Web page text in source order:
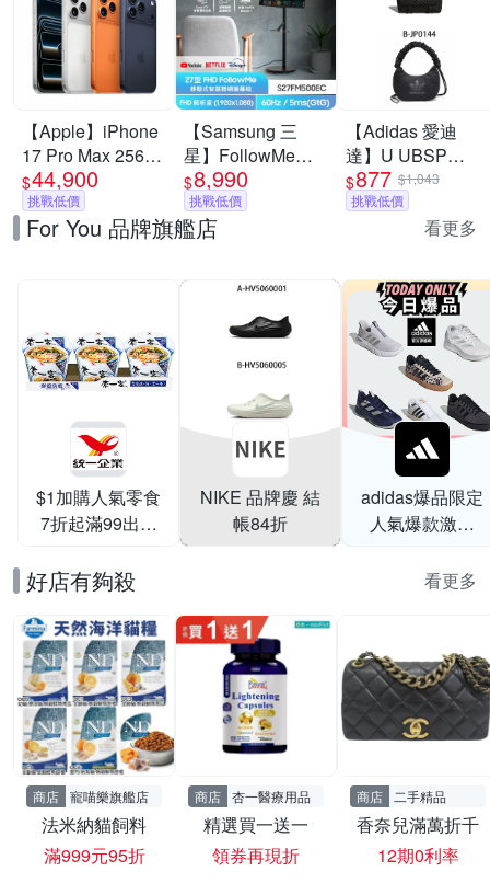
【Apple】iPhone
17 Pro Max 256G
6.9吋 手機
$44,900
挑戰低價
【Samsung 三
星】FollowMe移
動式4K AI 智慧聯
網螢幕組
★S27FM500EC
慧聯網螢幕
$8,990
挑戰低價
【Adidas 愛迪
達】U UBSP
CSBD BAG 斜背
包 男女 A-KR2588
$877 $1,043
挑戰低價
For You 品牌旗艦店 看更多
$1加購人氣零食
7折起滿99出貨
NIKE 品牌慶 結
帳84折
adidas爆品限定
人氣爆款激降
好店有夠殺 看更多
商店 寵喵樂旗艦店
法米納貓飼料
滿999元95折
商店 杏一醫療用品
精選買一送一
領券再現折
商店 二手精品
香奈兒滿萬折千
12期0利率